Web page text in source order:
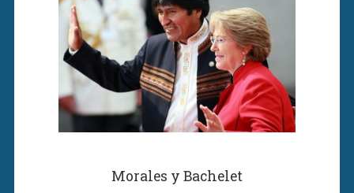
Morales y Bachelet